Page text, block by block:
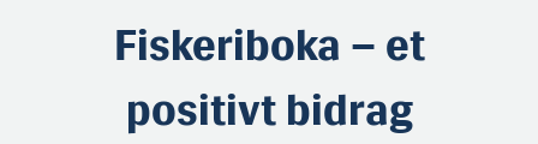
Fiskeriboka – et
positivt bidrag